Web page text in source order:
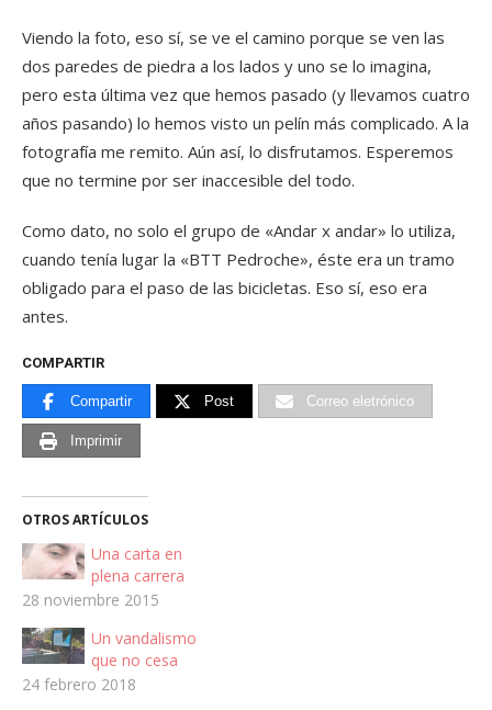
Viendo la foto, eso sí, se ve el camino porque se ven las
dos paredes de piedra a los lados y uno se lo imagina,
pero esta última vez que hemos pasado (y llevamos cuatro
años pasando) lo hemos visto un pelín más complicado. A la
fotografía me remito. Aún así, lo disfrutamos. Esperemos
que no termine por ser inaccesible del todo.
Como dato, no solo el grupo de «Andar x andar» lo utiliza,
cuando tenía lugar la «BTT Pedroche», éste era un tramo
obligado para el paso de las bicicletas. Eso sí, eso era
antes.
COMPARTIR
Compartir Post Correo eletrónico
Imprimir
OTROS ARTÍCULOS
Una carta en
plena carrera
28 noviembre 2015
Un vandalismo
que no cesa
24 febrero 2018